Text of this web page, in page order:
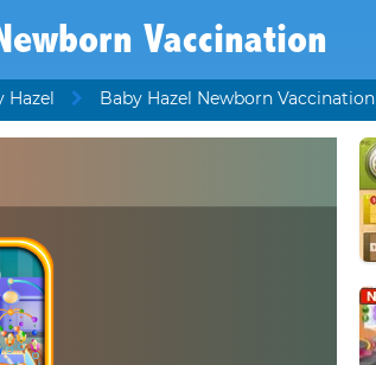
Vaccination
Hazel Baby Hazel Newborn Vaccination